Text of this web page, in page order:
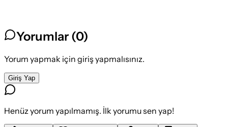
Yorumlar (0)
Yorum yapmak için giriş yapmalısınız.
Giriş Yap
Henüz yorum yapılmamış. İlk yorumu sen yap!